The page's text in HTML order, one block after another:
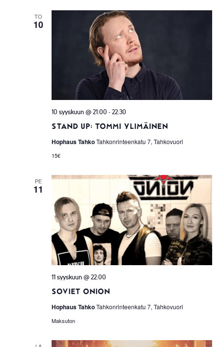
TO
10
Stand up: Tommi Ylimäinen
10 syyskuun @ 21:00 -22:30
Hophaus TahkoTahkonrinteenkatu 7, Tahkovuori
15€
PE
11
Soviet Onion
11 syyskuun @ 22:00
Hophaus TahkoTahkonrinteenkatu 7, Tahkovuori
Maksuton